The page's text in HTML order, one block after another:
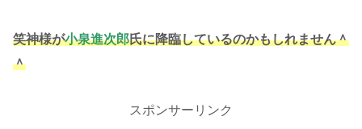
笑神様が小泉進次郎氏に降臨しているのかもしれません＾
＾
スポンサーリンク